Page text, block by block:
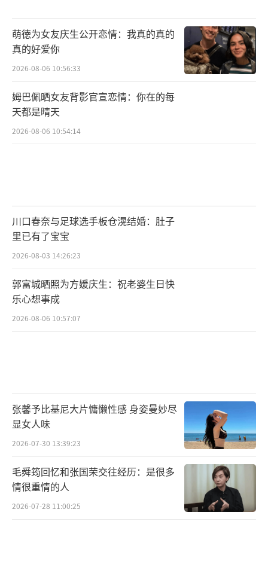
萌徳为女友庆生公开恋情：我真的真的
真的好爱你
2026-08-06 10:56:33
姆巴佩晒女友背影官宣恋情：你在的每
天都是晴天
2026-08-06 10:54:14
川口春奈与足球选手板仓滉结婚：肚子
里已有了宝宝
2026-08-03 14:26:23
郭富城晒照为方媛庆生：祝老婆生日快
乐心想事成
2026-08-06 10:57:07
张馨予比基尼大片慵懒性感 身姿曼妙尽
显女人味
2026-07-30 13:39:23
毛舜筠回忆和张国荣交往经历：是很多
情很重情的人
2026-07-28 11:00:25